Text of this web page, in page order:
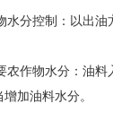
分控制：以出油
作物水分：油料
加油料水分。